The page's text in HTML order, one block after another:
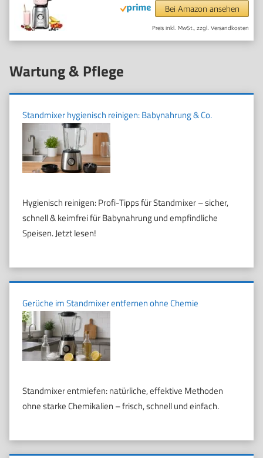
Wartung & Pflege
Standmixer hygienisch reinigen: Babynahrung & Co.
Hygienisch reinigen: Profi-Tipps für Standmixer – sicher,
schnell & keimfrei für Babynahrung und empfindliche
Speisen. Jetzt lesen!
Gerüche im Standmixer entfernen ohne Chemie
Standmixer entmiefen: natürliche, effektive Methoden
ohne starke Chemikalien – frisch, schnell und einfach.
Bei Amazon ansehen
Preis inkl. MwSt., zzgl. Versandkosten